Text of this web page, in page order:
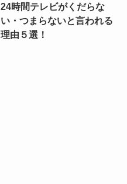
24時間テレビがくだらな
い・つまらないと言われる
理由５選！